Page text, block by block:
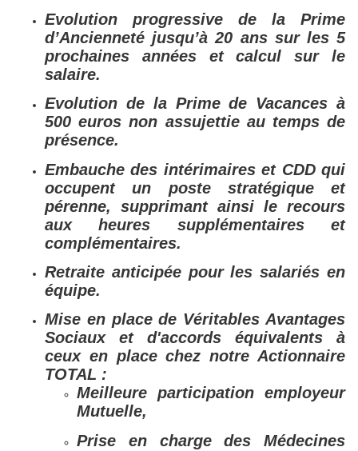
Evolution progressive de la Prime
d’Ancienneté jusqu’à 20 ans sur les 5
prochaines années et calcul sur le
salaire.
Evolution de la Prime de Vacances à
500 euros non assujettie au temps de
présence.
Embauche des intérimaires et CDD qui
occupent un poste stratégique et
pérenne, supprimant ainsi le recours
aux heures supplémentaires et
complémentaires.
Retraite anticipée pour les salariés en
équipe.
Mise en place de Véritables Avantages
Sociaux et d'accords équivalents à
ceux en place chez notre Actionnaire
TOTAL :
Meilleure participation employeur
Mutuelle,
Prise en charge des Médecines